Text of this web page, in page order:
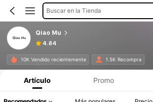
Buscar en la Tienda
Qiao Mu
4.84
10K Vendido recientemente 1.5K Recompra
Artículo Promo